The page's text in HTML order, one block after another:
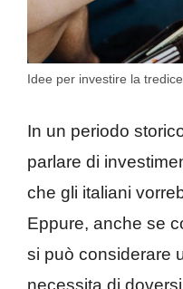
Idee per investire la
In un periodo
parlare di
che gli italiani
Eppure, anche se
si può considerare